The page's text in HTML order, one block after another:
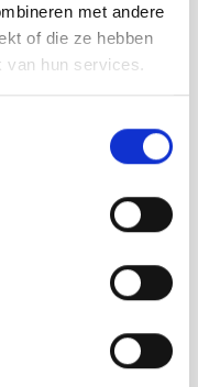
met andere
of die ze hebben
van hun services.
en leuke hapjes
de gezelligheid –het
een weekend om
smaakvol en